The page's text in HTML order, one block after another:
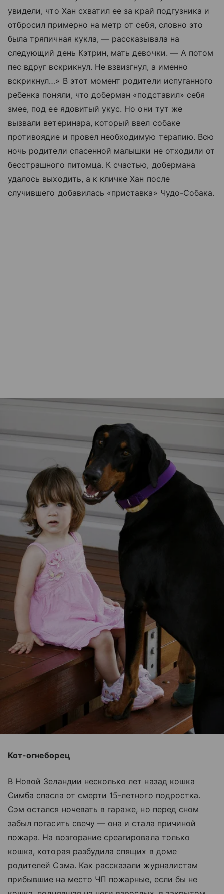
увидели, что Хан схватил ее за край подгузника и
отбросил примерно на метр от себя, словно это
была тряпичная кукла, — рассказывала на
следующий день Кэтрин, мать девочки. — А потом
пес вдруг вскрикнул. Не взвизгнул, а именно
вскрикнул…» В этот момент родители испуганного
ребенка поняли, что доберман «подставил» себя
змее, под ее ядовитый укус. Но они тут же
вызвали ветеринара, который ввел собаке
противоядие и провел необходимую терапию. Всю
ночь родители спасенной малышки не отходили от
бесстрашного питомца. К счастью, добермана
удалось выходить, а к кличке Хан после
случившего добавилась «приставка» Чудо-Собака.
Кот-огнеборец
В Новой Зеландии несколько лет назад кошка
Симба спасла от смерти 15-летного подростка.
Сэм остался ночевать в гараже, но перед сном
забыл погасить свечу — она и стала причиной
пожара. На возгорание среагировала только
кошка, которая разбудила спящих в доме
родителей Сэма. Как рассказали журналистам
прибывшие на место ЧП пожарные, если бы не